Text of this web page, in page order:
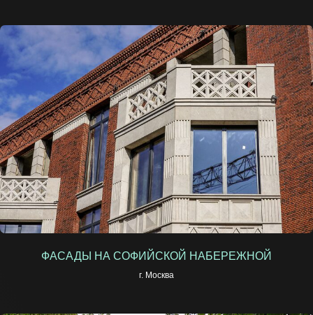
ФАСАДЫ НА СОФИЙСКОЙ НАБЕРЕЖНОЙ
г. Москва